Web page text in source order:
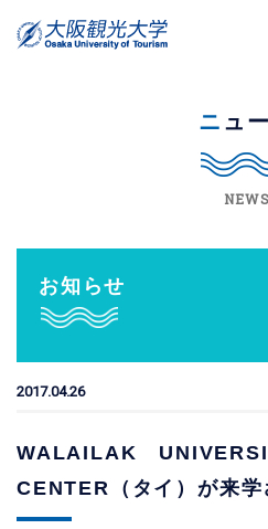
ニュ
NEWS
お知らせ
2017.04.26
WALAILAK
CENTER（タイ）が来学